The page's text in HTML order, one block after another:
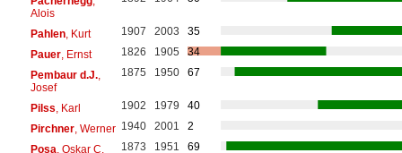
Alois
Pahlen, Kurt 1907 2003
35
Pauer, Ernst 1826 1905
34
Pembaur d.J.,
Josef
1875 1950 67
Pilss , Karl 1902 1979
40
Pirchner, Werner 1940 2001
2
Posa , Oskar C. 1873 1951
69